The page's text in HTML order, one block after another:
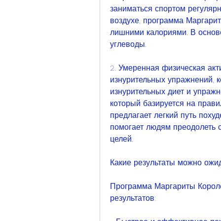
заниматься спортом
воздухе, программа
лишними калориями. В
углеводы.
2. Умеренная физическая
изнурительных упражнений,
изнурительных диет и
который базируется на
предлагает легкий путь
помогает людям преодолеть
целей.
Какие результаты можно
Программа Маргариты
результатов: